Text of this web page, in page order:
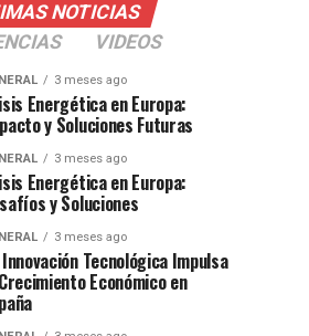
NOTICIAS
VIDEOS
3 meses ago
Energética en Europa:
y Soluciones Futuras
3 meses ago
Energética en Europa:
y Soluciones
3 meses ago
Tecnológica Impulsa
Económico en